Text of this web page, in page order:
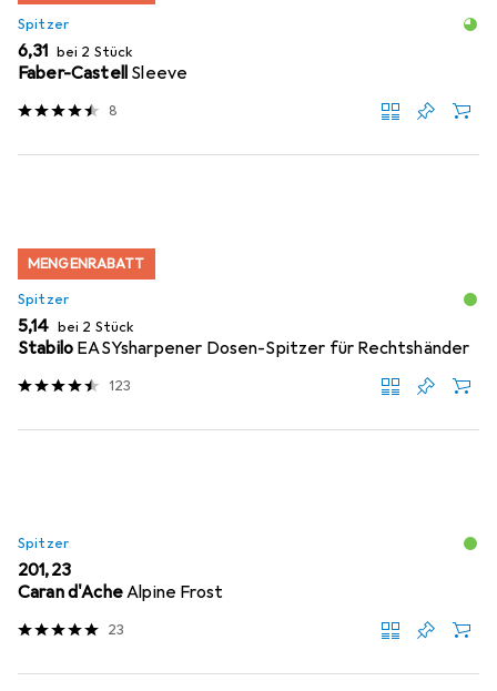
Spitzer
EUR
6,31 bei 2 Stück
Faber-Castell Sleeve
8
MENGENRABATT
Spitzer
EUR
5,14 bei 2 Stück
Stabilo EASYsharpener Dosen-Spitzer für Rechtshänder
123
Spitzer
EUR
201,23
Caran d'AcheAlpine Frost
23